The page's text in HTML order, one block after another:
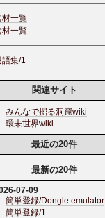
材一覧
材一覧
語集/1
関連サイト
みんなで掘る洞窟wiki
環未世界wiki
最近の20件
最新の20件
07-09
簡単登録/Dongle emulator
簡単登録/1